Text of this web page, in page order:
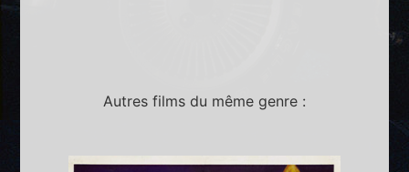
Autres films du même genre :